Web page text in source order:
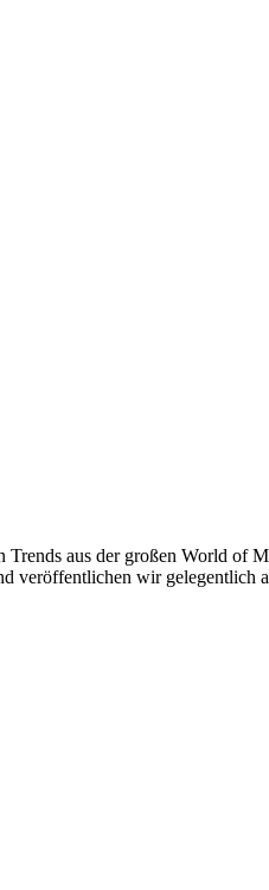
aus der großen World of
wir gelegentlich